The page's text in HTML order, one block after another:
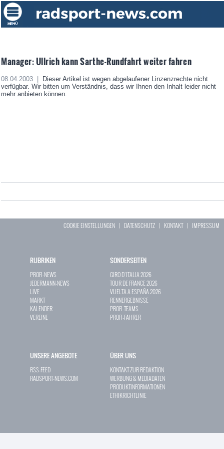
Manager: Ullrich kann Sarthe-Rundfahrt weiter fahren
08.04.2003 |
Dieser Artikel ist wegen abgelaufener Linzenzrechte nicht
verfügbar. Wir bitten um Verständnis, dass wir Ihnen den Inhalt leider nicht
mehr anbieten können.
COOKIE EINSTELLUNGEN | DATENSCHUTZ | KONTAKT| IMPRESSUM
RUBRIKEN
PROFI-NEWS
JEDERMANN-NEWS
LIVE
MARKT
KALENDER
VEREINE
SONDERSEITEN
GIRO D`ITALIA 2026
TOUR DE FRANCE 2026
VUELTA A ESPAÑA 2026
RENNERGEBNISSE
PROFI-TEAMS
PROFI-FAHRER
UNSERE ANGEBOTE
RSS-FEED
RADSPORT-NEWS.COM
ÜBER UNS
KONTAKT ZUR REDAKTION
WERBUNG & MEDIADATEN
PRODUKTINFORMATIONEN
ETHIKRICHTLINIE